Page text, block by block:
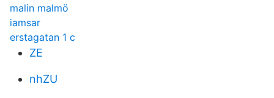
malin malmö
iamsar
erstagatan 1 c
ZE
nhZU